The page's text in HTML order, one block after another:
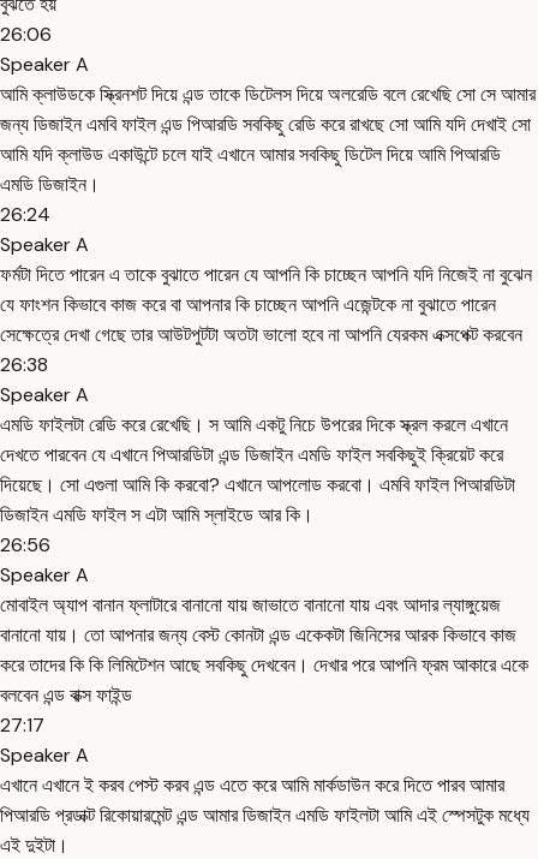
26:06
Speaker A
আমি ক্লাউডকে স্ক্রিনশট দিয়ে এন্ড তাকে ডিটেলস দিয়ে অলরেডি বলে রেখেছি সো সে আমার
জন্য ডিজাইন এমবি ফাইল এন্ড পিআরডি সবকিছু রেডি করে রাখছে সো আমি যদি দেখাই সো
আমি যদি ক্লাউড একাউন্টে চলে যাই এখানে আমার সবকিছু ডিটেল দিয়ে আমি পিআরডি
এমডি ডিজাইন।
26:24
Speaker A
ফর্মটা দিতে পারেন এ তাকে বুঝাতে পারেন যে আপনি কি চাচ্ছেন আপনি যদি নিজেই না বুঝেন
যে ফাংশন কিভাবে কাজ করে বা আপনার কি চাচ্ছেন আপনি এজেন্টকে না বুঝাতে পারেন
সেক্ষেত্রে দেখা গেছে তার আউটপুটটা অতটা ভালো হবে না আপনি যেরকম এক্সপেক্ট করবেন
26:38
Speaker A
এমডি ফাইলটা রেডি করে রেখেছি। স আমি একটু নিচে উপরের দিকে স্ক্রল করলে এখানে
দেখতে পারবেন যে এখানে পিআরডিটা এন্ড ডিজাইন এমডি ফাইল সবকিছুই ক্রিয়েট করে
দিয়েছে। সো এগুলা আমি কি করবো? এখানে আপলোড করবো। এমবি ফাইল পিআরডিটা
ডিজাইন এমডি ফাইল স এটা আমি স্লাইডে আর কি।
26:56
Speaker A
মোবাইল অ্যাপ বানান ফ্লাটারে বানানো যায় জাভাতে বানানো যায় এবং আদার ল্যাঙ্গুয়েজ
বানানো যায়। তো আপনার জন্য বেস্ট কোনটা এন্ড একেকটা জিনিসের আরক কিভাবে কাজ
করে তাদের কি কি লিমিটেশন আছে সবকিছু দেখবেন। দেখার পরে আপনি ফ্রম আকারে একে
বলবেন এন্ড বাক্স ফাইন্ড
27:17
Speaker A
এখানে এখানে ই করব পেস্ট করব এন্ড এতে করে আমি মার্কডাউন করে দিতে পারব আমার
পিআরডি প্রডাক্ট রিকোয়ারমেন্ট এন্ড আমার ডিজাইন এমডি ফাইলটা আমি এই স্পেসটুক মধ্যে
এই দুইটা।